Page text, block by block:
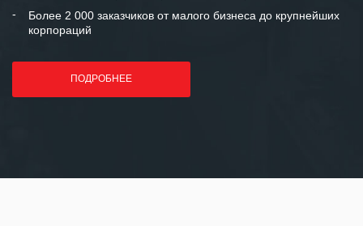
Более 2 000 заказчиков от малого бизнеса до крупнейших
корпораций
ПОДРОБНЕЕ